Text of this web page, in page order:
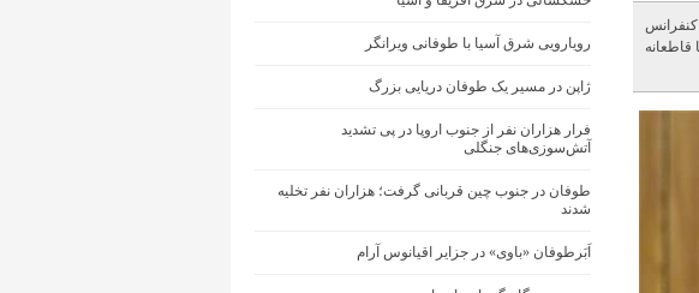
تا قاطعانه
رویارویی شرق آسیا با طوفانی ویرانگر
ژاپن در مسیر یک طوفان دریایی بزرگ
فرار هزاران نفر از جنوب اروپا در پی تشدید
آتش‌سوزی‌های جنگلی
طوفان در جنوب چین قربانی گرفت؛ هزاران نفر تخلیه
شدند
اَبَرطوفان «باوی» در جزایر اقیانوس آرام